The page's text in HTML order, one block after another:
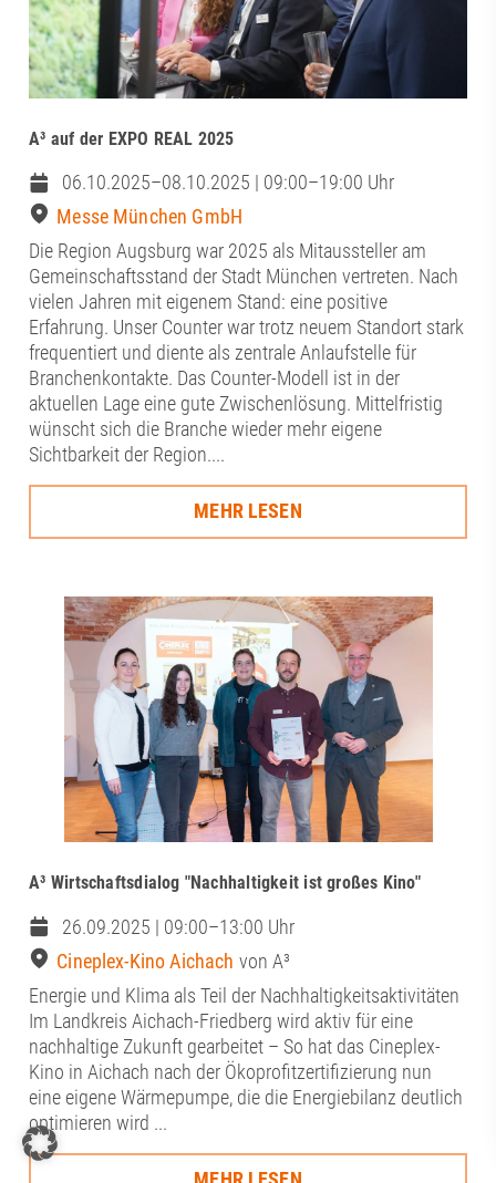
A³ auf der EXPO REAL 2025
06.10.2025–08.10.2025 | 09:00–19:00 Uhr
Messe München GmbH
Die Region Augsburg war 2025 als Mitaussteller am
Gemeinschaftsstand der Stadt München vertreten. Nach
vielen Jahren mit eigenem Stand: eine positive
Erfahrung. Unser Counter war trotz neuem Standort stark
frequentiert und diente als zentrale Anlaufstelle für
Branchenkontakte. Das Counter-Modell ist in der
aktuellen Lage eine gute Zwischenlösung. Mittelfristig
wünscht sich die Branche wieder mehr eigene
Sichtbarkeit der Region....
MEHR LESEN
A³ Wirtschaftsdialog "Nachhaltigkeit ist großes Kino"
26.09.2025 | 09:00–13:00 Uhr
Cineplex-Kino Aichach von A³
Energie und Klima als Teil der Nachhaltigkeitsaktivitäten
Im Landkreis Aichach-Friedberg wird aktiv für eine
nachhaltige Zukunft gearbeitet – So hat das Cineplex-
Kino in Aichach nach der Ökoprofitzertifizierung nun
eine eigene Wärmepumpe, die die Energiebilanz deutlich
optimieren wird ...